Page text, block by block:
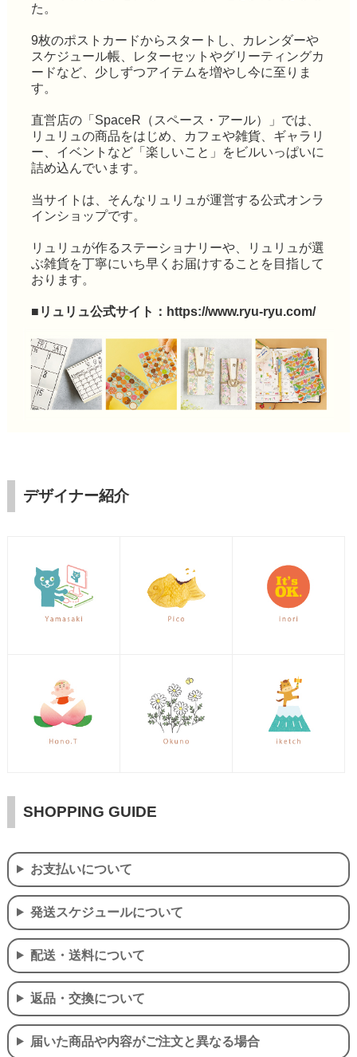
た。
9枚のポストカードからスタートし、カレンダーや
スケジュール帳、レターセットやグリーティングカ
ードなど、少しずつアイテムを増やし今に至りま
す。
直営店の「SpaceR（スペース・アール）」では、
リュリュの商品をはじめ、カフェや雑貨、ギャラリ
ー、イベントなど「楽しいこと」をビルいっぱいに
詰め込んでいます。
当サイトは、そんなリュリュが運営する公式オンラ
インショップです。
リュリュが作るステーショナリーや、リュリュが選
ぶ雑貨を丁寧にいち早くお届けすることを目指して
おります。
■リュリュ公式サイト： https://www.ryu-ryu.com/
デザイナー紹介
SHOPPING GUIDE
お支払いについて
発送スケジュールについて
配送・送料について
返品・交換について
届いた商品や内容がご注文と異なる場合